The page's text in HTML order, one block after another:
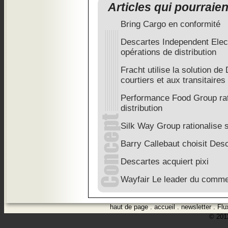
Articles qui
Bring Cargo en conformité
Descartes Independent
opérations de distribution
Fracht utilise la solution de
courtiers et aux transitaires
Performance Food Group
distribution
Silk Way Group rationalise
Barry Callebaut choisit
Descartes acquiert pixi
Wayfair Le leader du
haut de page.accueil.newsletter.
©